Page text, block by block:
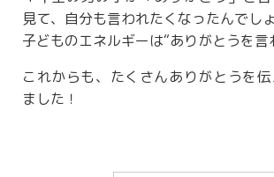
見て、自分も言われたくなったんでし
子どものエネルギーは“ありがとうを言
これからも、たくさんありがとうを
ました！